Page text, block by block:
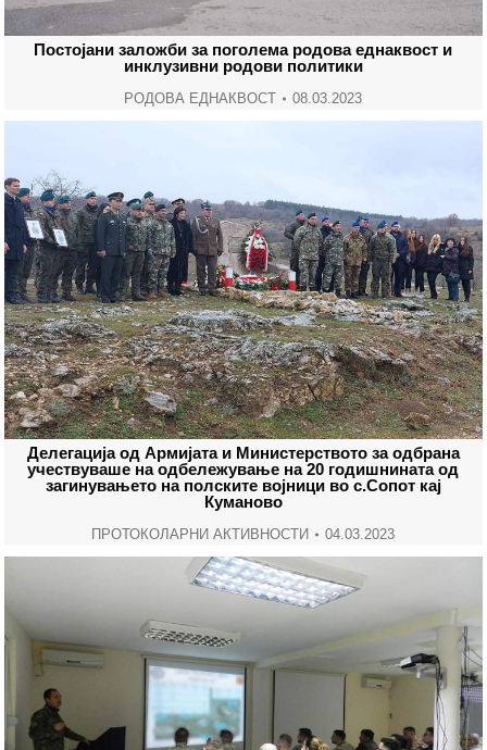
Постојани заложби за поголема родова еднаквост и
инклузивни родови политики
РОДОВА ЕДНАКВОСТ 08.03.2023
Делегација од Армијата и Министерството за одбрана
учествуваше на одбележување на 20 годишнината од
загинувањето на полските војници во с.Сопот кај
Куманово
ПРОТОКОЛАРНИ АКТИВНОСТИ 04.03.2023